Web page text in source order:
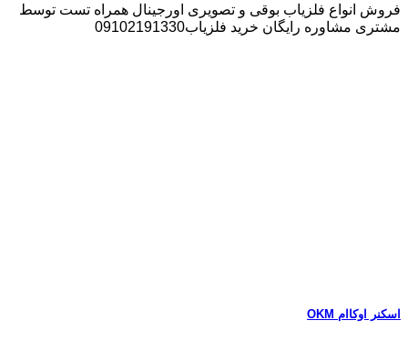
فروش انواع فلزیاب بوقی و تصویری اورجینال همراه تست توسط
مشتری مشاوره رایگان خرید فلزیاب09102191330
اسکنر اوکاام OKM